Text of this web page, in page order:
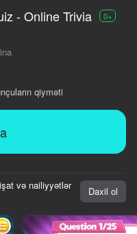
- Online Trivia 0+
qiyməti
və nailiyyətlər
Daxil ol